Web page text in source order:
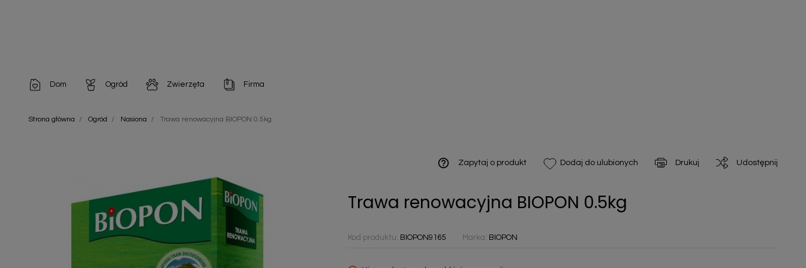
Dom
Artykuły dekoracyjne
Artykuły jednorazowe
Artykuły opakowaniowe
Chemia gospodarcza
Ogród
Chemia do architektury ogrodowej
Odstraszacze zwierząt
Nawozy i preparaty
Narzędzia ogrodnicze
Zwierzęta
Szampony i odżywki
Chusteczki nawilżane
Firma
Artykuły Higieniczne
Zobacz wszystkie
Strona główna Ogród Nasiona Trawa renowacyjna BIOPON 0.5kg
help_outline Zapytaj o produkt Dodaj do ulubionych Drukuj Udostępnij
Trawa renowacyjna BIOPON 0.5kg
Kod produktu: BIOPON9165 Marka: BIOPON